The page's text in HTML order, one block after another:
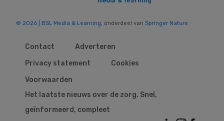
© 2026 | BSL Media & Learning , onderdeel van Springer Nature
Contact
Adverteren
Privacy statement
Cookies
Voorwaarden
Het laatste nieuws over de zorg. Snel,
geïnformeerd, compleet